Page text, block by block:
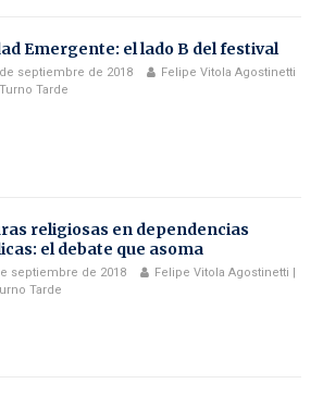
Emergente: el lado B del festival
septiembre de 2018
Felipe Vitola Agostinetti
Turno Tarde
religiosas en dependencias
el debate que asoma
septiembre de 2018
Felipe Vitola Agostinetti |
Tarde